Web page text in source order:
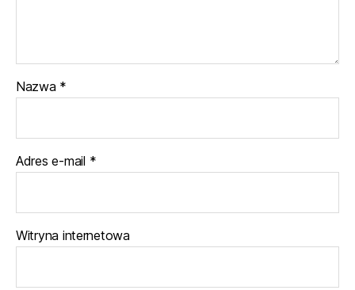
Nazwa *
Adres e-mail *
Witryna internetowa